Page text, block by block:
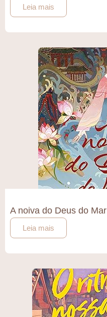
Leia mais
A noiva do Deus do Mar
Leia mais